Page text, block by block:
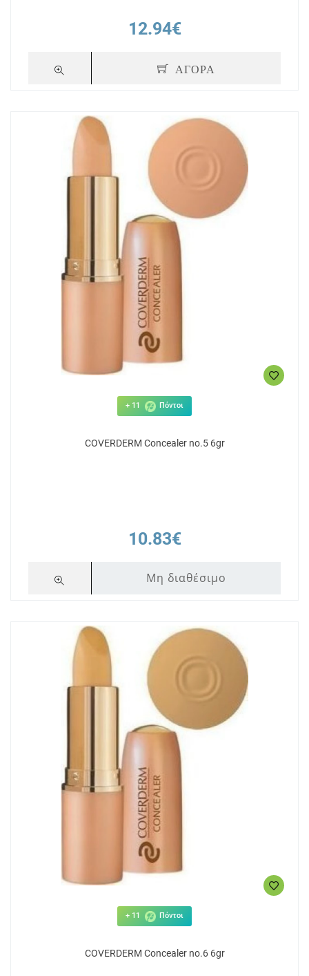
12.94€
ΑΓΟΡΑ
+ 11 Πόντοι
COVERDERM Concealer no.5 6gr
10.83€
Μη διαθέσιμο
+ 11 Πόντοι
COVERDERM Concealer no.6 6gr